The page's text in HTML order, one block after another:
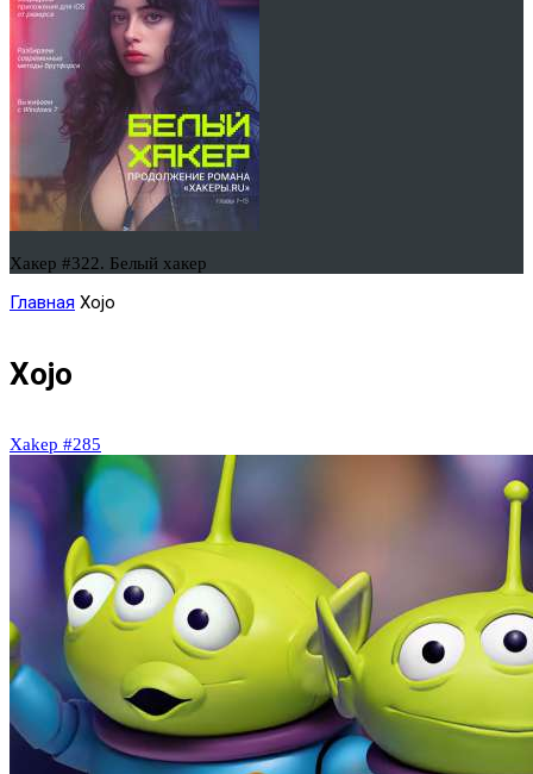
Хакер #322. Белый хакер
Главная Xojo
Xojo
Xakep #285